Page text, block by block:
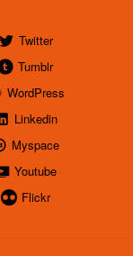
Twitter
Tumblr
WordPress
Linkedin
Myspace
Youtube
Flickr